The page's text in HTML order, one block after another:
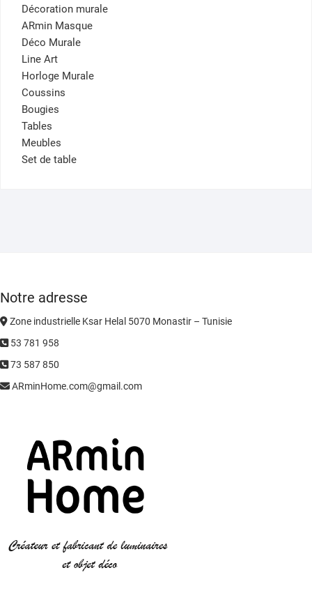
Décoration murale
ARmin Masque
Déco Murale
Line Art
Horloge Murale
Coussins
Bougies
Tables
Meubles
Set de table
Notre adresse
Zone industrielle Ksar Helal 5070 Monastir – Tunisie
53 781 958
73 587 850
ARminHome.com@gmail.com